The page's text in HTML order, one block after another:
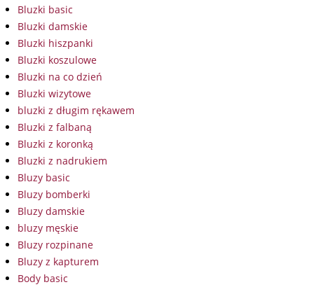
Bluzki basic
Bluzki damskie
Bluzki hiszpanki
Bluzki koszulowe
Bluzki na co dzień
Bluzki wizytowe
bluzki z długim rękawem
Bluzki z falbaną
Bluzki z koronką
Bluzki z nadrukiem
Bluzy basic
Bluzy bomberki
Bluzy damskie
bluzy męskie
Bluzy rozpinane
Bluzy z kapturem
Body basic